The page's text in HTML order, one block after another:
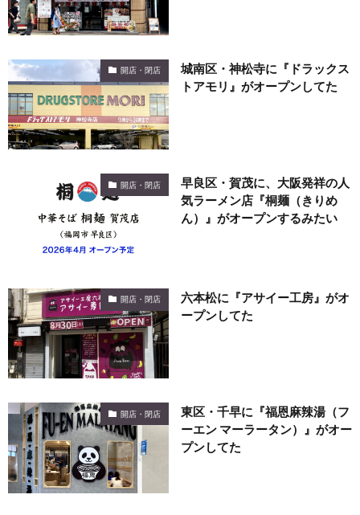
開店・閉店
城南区・神松寺に『ドラックス
トアモリ』がオープンしてた
開店・閉店
早良区・賀茂に、大阪発祥の人
気ラーメン店『桐麺（きりめ
ん）』がオープンするみたい
開店・閉店
六本松に『アサイー工房』がオ
ープンしてた
開店・閉店
東区・千早に『福恩麻辣湯（フ
ーエン マーラータン）』がオー
プンしてた